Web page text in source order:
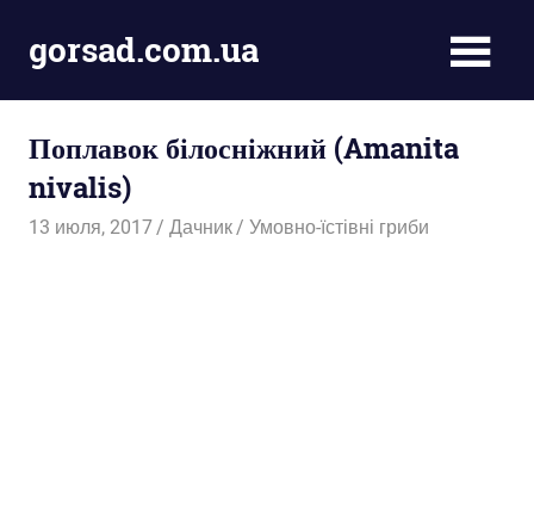
перейти
к
gorsad.com.ua
іПоплавок білосніжний (Amanita
nivalis)
13 июля, 2017 Дачник Умовно-їстівні гриби